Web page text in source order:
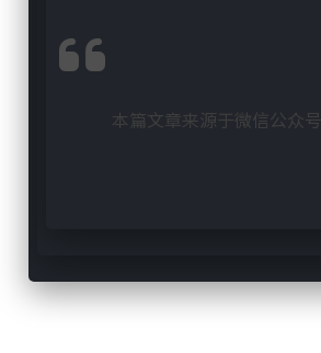
本篇文章来源